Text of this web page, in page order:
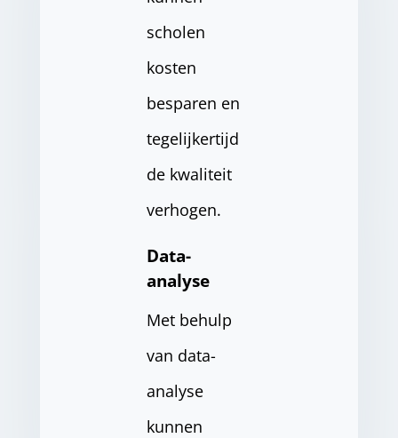
scholen
kosten
besparen en
tegelijkertijd
de kwaliteit
verhogen.
Data-
analyse
Met behulp
van data-
analyse
kunnen